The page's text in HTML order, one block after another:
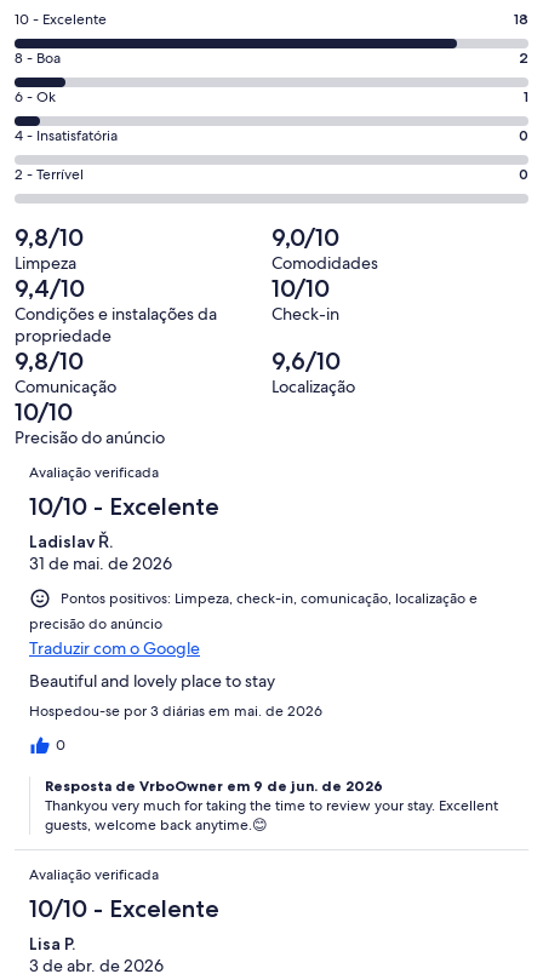
uma
nova
janela
Nota
10
-
Excelente.
18
de
21
avaliações
10 - Excelente 18
Nota
8
-
Boa.
2
de
avaliações
8 - Boa 2
Nota
6
-
Ok.
1
de
21
avaliações
6 - Ok 1
Nota
4
-
0
de
21
avaliações
4 - Insatisfatória 0
Nota
2
-
Terrível.
0
de
21
avaliações
2 - Terrível 0
9,8/10
Limpeza
9,0/10
Comodidades
9,4/10
Condições e instalações da
propriedade
10/10
Check-in
9,8/10
Comunicação
9,6/10
Localização
10/10
Precisão do anúncio
Avaliações
Avaliação verificada
10/10 - Excelente
Ladislav Ř.
31 de mai. de 2026
Pontos positivos: Limpeza, check-in, comunicação, localização e
precisão do anúncio
Traduzir com o Google
Beautiful and lovely place to stay
Hospedou-se por 3 diárias em mai. de 2026
0
Resposta de VrboOwner em 9 de jun. de 2026
Thankyou very much for taking the time to review your stay. Excellent
guests, welcome back anytime.😊
Avaliação verificada
10/10 - Excelente
Lisa P.
3 de abr. de 2026